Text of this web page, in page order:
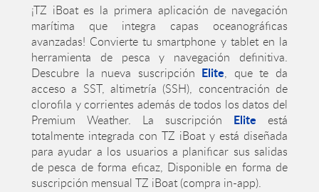
¡TZ iBoat es la primera aplicación de navegación
marítima que integra capas oceanográficas
avanzadas! Convierte tu smartphone y tablet en la
herramienta de pesca y navegación definitiva.
Descubre la nueva suscripción Elite, que te da
acceso a SST, altimetría (SSH), concentración de
clorofila y corrientes además de todos los datos del
Premium Weather. La suscripción Elite está
totalmente integrada con TZ iBoat y está diseñada
para ayudar a los usuarios a planificar sus salidas
de pesca de forma eficaz, Disponible en forma de
suscripción mensual TZ iBoat (compra in-app).